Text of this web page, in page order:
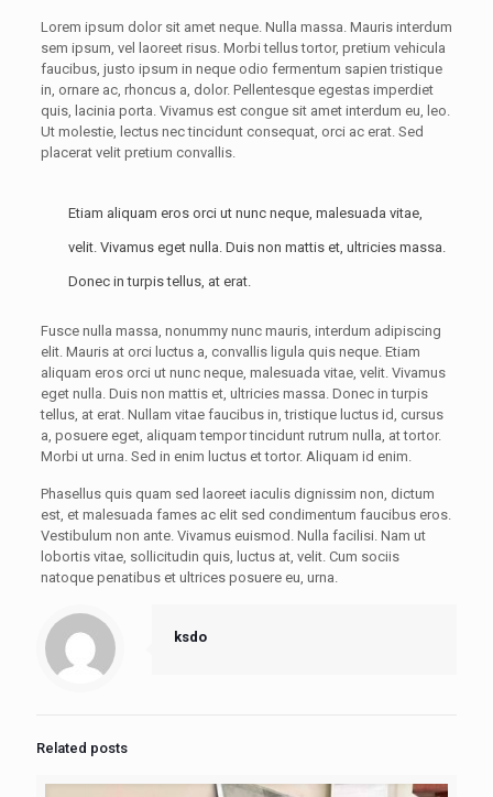
Lorem ipsum dolor sit amet neque. Nulla massa. Mauris interdum
sem ipsum, vel laoreet risus. Morbi tellus tortor, pretium vehicula
faucibus, justo ipsum in neque odio fermentum sapien tristique
in, ornare ac, rhoncus a, dolor. Pellentesque egestas imperdiet
quis, lacinia porta. Vivamus est congue sit amet interdum eu, leo.
Ut molestie, lectus nec tincidunt consequat, orci ac erat. Sed
placerat velit pretium convallis.
Etiam aliquam eros orci ut nunc neque, malesuada vitae,
velit. Vivamus eget nulla. Duis non mattis et, ultricies massa.
Donec in turpis tellus, at erat.
Fusce nulla massa, nonummy nunc mauris, interdum adipiscing
elit. Mauris at orci luctus a, convallis ligula quis neque. Etiam
aliquam eros orci ut nunc neque, malesuada vitae, velit. Vivamus
eget nulla. Duis non mattis et, ultricies massa. Donec in turpis
tellus, at erat. Nullam vitae faucibus in, tristique luctus id, cursus
a, posuere eget, aliquam tempor tincidunt rutrum nulla, at tortor.
Morbi ut urna. Sed in enim luctus et tortor. Aliquam id enim.
Phasellus quis quam sed laoreet iaculis dignissim non, dictum
est, et malesuada fames ac elit sed condimentum faucibus eros.
Vestibulum non ante. Vivamus euismod. Nulla facilisi. Nam ut
lobortis vitae, sollicitudin quis, luctus at, velit. Cum sociis
natoque penatibus et ultrices posuere eu, urna.
ksdo
Related posts